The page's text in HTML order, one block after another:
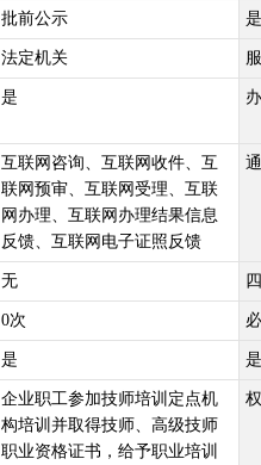
批前公示
法定机关
是
互联网咨询、互联网收件、互
联网预审、互联网受理、互联
网办理、互联网办理结果信息
反馈、互联网电子证照反馈
无
0次
是
企业职工参加技师培训定点机
构培训并取得技师、高级技师
职业资格证书，给予职业培训